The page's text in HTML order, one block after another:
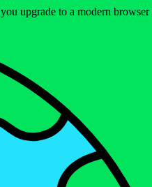
upgrade to a modern